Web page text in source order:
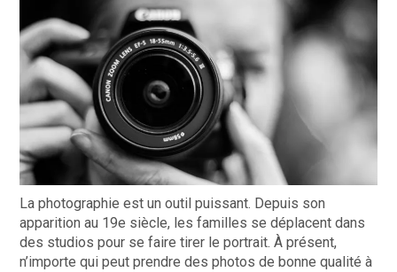
La photographie est un outil puissant. Depuis son
apparition au 19e siècle, les familles se déplacent dans
des studios pour se faire tirer le portrait. À présent,
n’importe qui peut prendre des photos de bonne qualité à